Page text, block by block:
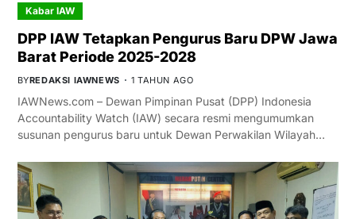
Kabar IAW
DPP IAW Tetapkan Pengurus Baru DPW Jawa
Barat Periode 2025-2028
BYREDAKSI IAWNEWS 1 TAHUN AGO
IAWNews.com – Dewan Pimpinan Pusat (DPP) Indonesia
Accountability Watch (IAW) secara resmi mengumumkan
susunan pengurus baru untuk Dewan Perwakilan Wilayah…